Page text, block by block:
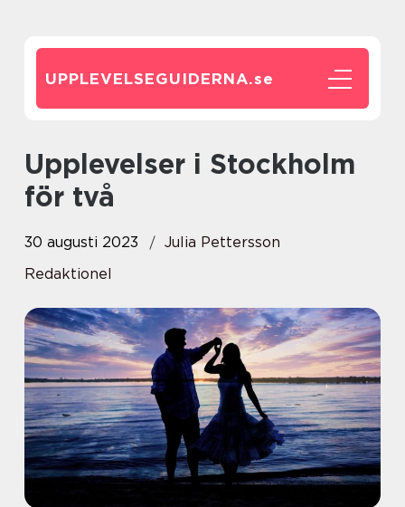
UPPLEVELSEGUIDERNA.se
Upplevelser i Stockholm
för två
30 augusti 2023
Julia Pettersson
Redaktionel